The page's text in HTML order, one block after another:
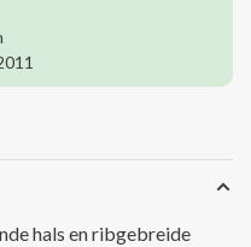
hals en ribgebreide